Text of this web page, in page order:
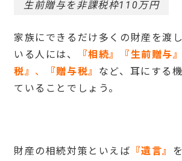
生前贈与を非課税枠110万円
家族にできるだけ多くの財産を渡
いる人には、
『相続』『生前贈与』
税』 、 『贈与税』 など、耳にする
ていることでしょう。
財産の相続対策といえば 『遺言』